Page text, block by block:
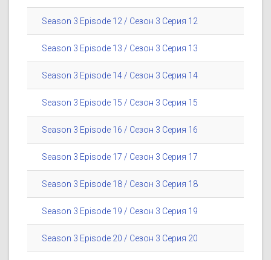
Season 3 Episode 12 / Сезон 3 Серия 12
Season 3 Episode 13 / Сезон 3 Серия 13
Season 3 Episode 14 / Сезон 3 Серия 14
Season 3 Episode 15 / Сезон 3 Серия 15
Season 3 Episode 16 / Сезон 3 Серия 16
Season 3 Episode 17 / Сезон 3 Серия 17
Season 3 Episode 18 / Сезон 3 Серия 18
Season 3 Episode 19 / Сезон 3 Серия 19
Season 3 Episode 20 / Сезон 3 Серия 20